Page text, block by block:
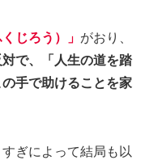
じろう）」 がおり、
で、「人生の道を踏
手で助けることを家
ぎによって結局も以